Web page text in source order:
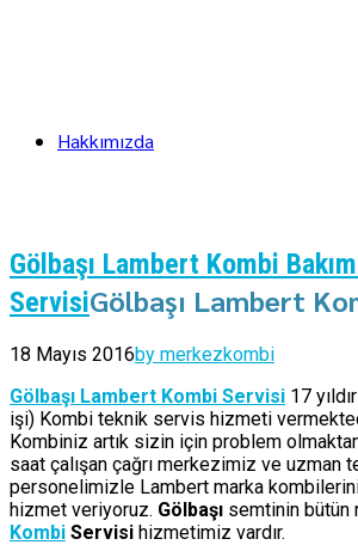
Hakkımızda
Gölbaşı Lambert Kombi
ServisiGölbaşı Lambert
18 Mayıs 2016by merkezkombi
Gölbaşı Lambert Kombi Servisi 17
işi) Kombi teknik servis hizmeti
Kombiniz artık sizin için problem
saat çalışan çağrı merkezimiz ve uzman
personelimizle Lambert marka
hizmet veriyoruz. Gölbaşı semtinin bütün
Kombi Servisi hizmetimiz vardır.